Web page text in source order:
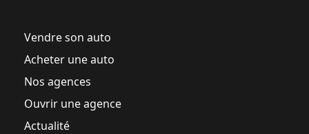
Vendre son auto
Acheter une auto
Nos agences
Ouvrir une agence
Actualité